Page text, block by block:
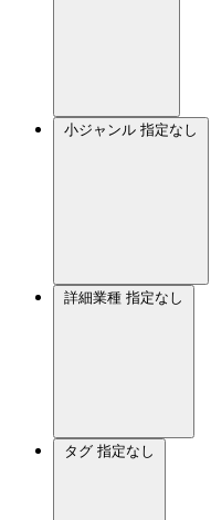
小ジャンル 指定なし
詳細業種 指定なし
タグ 指定なし